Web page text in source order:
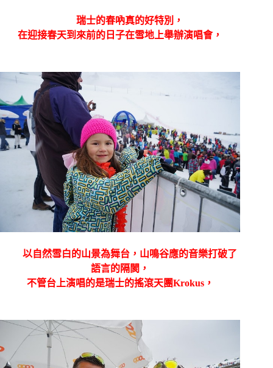
瑞士的春吶真的好特別，
在迎接春天到來前的日子在雪地上舉辦演唱會，
以自然雪白的山景為舞台，山鳴谷應的音樂打破了
語言的隔閡，
不管台上演唱的是瑞士的搖滾天團Krokus，